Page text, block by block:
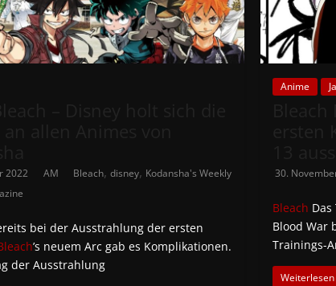
2022 AM Bleach, disney, Kodansha's Weekly
bei der Ausstrahlung der ersten
’s neuem Arc gab es Komplikationen.
der Ausstrahlung
Anime
30.
Bleach
Blood War
Trainings-
Weiterlesen